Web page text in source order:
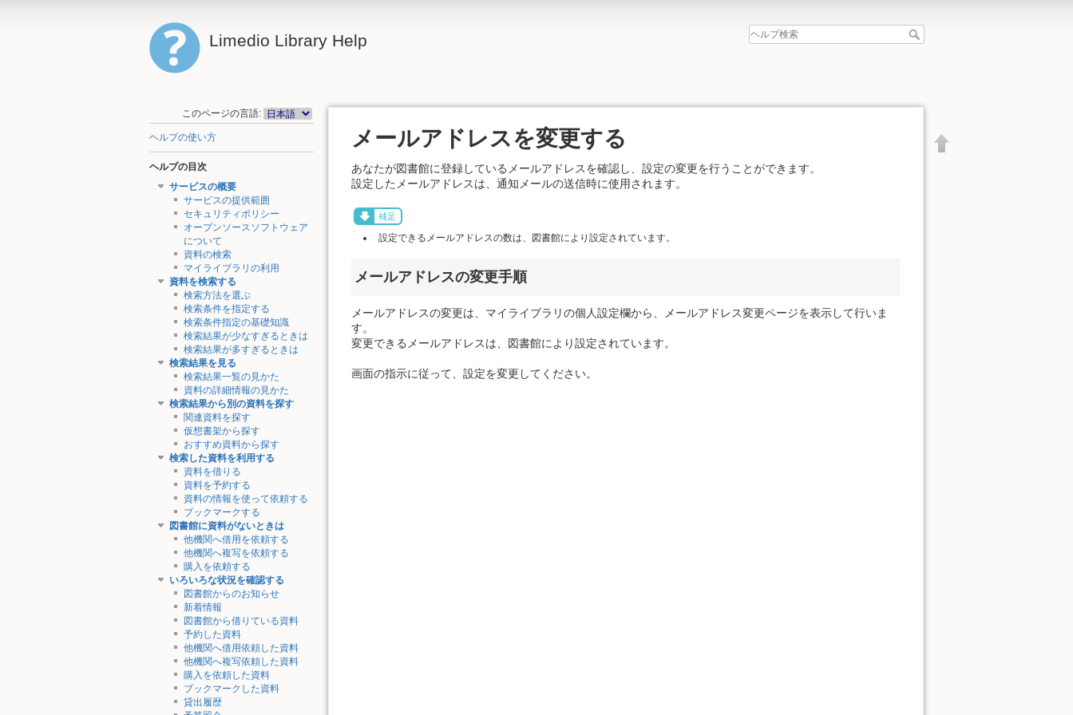
Limedio Library Help
このページの言語:
ヘルプの使い方
ヘルプの目次
サービスの概要
サービスの提供範囲
セキュリティポリシー
オープンソースソフトウェア
について
資料の検索
マイライブラリの利用
資料を検索する
検索方法を選ぶ
検索条件を指定する
検索条件指定の基礎知識
検索結果が少なすぎるときは
検索結果が多すぎるときは
検索結果を見る
検索結果一覧の見かた
資料の詳細情報の見かた
検索結果から別の資料を探す
関連資料を探す
仮想書架から探す
おすすめ資料から探す
検索した資料を利用する
資料を借りる
資料を予約する
資料の情報を使って依頼する
ブックマークする
図書館に資料がないときは
他機関へ借用を依頼する
他機関へ複写を依頼する
購入を依頼する
いろいろな状況を確認する
図書館からのお知らせ
新着情報
図書館から借りている資料
予約した資料
他機関へ借用依頼した資料
他機関へ複写依頼した資料
購入を依頼した資料
ブックマークした資料
貸出履歴
メールアドレスを変更する
あなたが図書館に登録しているメールアドレスを確認し、設定の変更を行うことができます。
設定したメールアドレスは、通知メールの送信時に使用されます。
補足
設定できるメールアドレスの数は、図書館により設定されています。
メールアドレスの変更手順
メールアドレスの変更は、マイライブラリの個人設定欄から、メールアドレス変更ページを表示して行いま
す。
変更できるメールアドレスは、図書館により設定されています。
画面の指示に従って、設定を変更してください。